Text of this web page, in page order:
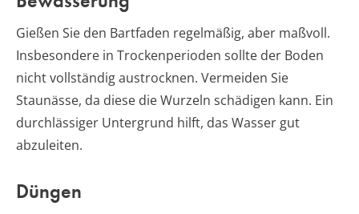
Gießen Sie den Bartfaden regelmäßig, aber maßvoll.
Insbesondere in Trockenperioden sollte der Boden
nicht vollständig austrocknen. Vermeiden Sie
Staunässe, da diese die Wurzeln schädigen kann. Ein
durchlässiger Untergrund hilft, das Wasser gut
abzuleiten.
Düngen